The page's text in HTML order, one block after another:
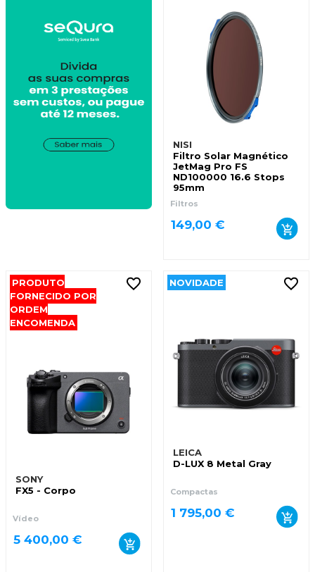
NISI
Filtro Solar Magnético
JetMag Pro FS
ND100000 16.6 Stops
95mm
Filtros
149,00 €
PRODUTO
FORNECIDO POR
ORDEM
ENCOMENDA
SONY
FX5 - Corpo
Vídeo
5 400,00 €
NOVIDADE
LEICA
D-LUX 8 Metal Gray
Compactas
1 795,00 €